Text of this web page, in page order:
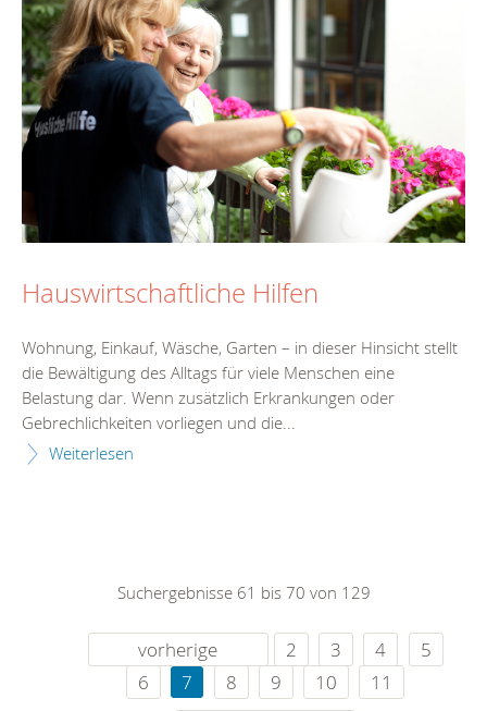
Hauswirtschaftliche Hilfen
Wohnung, Einkauf, Wäsche, Garten – in dieser Hinsicht stellt
die Bewältigung des Alltags für viele Menschen eine
Belastung dar. Wenn zusätzlich Erkrankungen oder
Gebrechlichkeiten vorliegen und die...
Weiterlesen
Suchergebnisse 61 bis 70 von 129
vorherige 2 3 4
5
6
7 8 9 10
11